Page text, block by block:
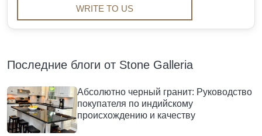
WRITE TO US
Последние блоги от Stone Galleria
Абсолютно черный гранит: Руководство
покупателя по индийскому
происхождению и качеству